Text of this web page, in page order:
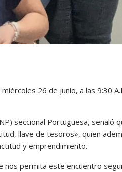
26 de junio, a las 9:30
seccional Portuguesa, señaló
llave de tesoros», quien
y emprendimiento.
nos permita este encuentro